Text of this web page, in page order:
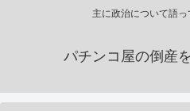
主に政治について語
パチンコ屋の倒産